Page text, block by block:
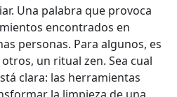
Una palabra que provoca
encontrados en
personas. Para algunos, es
un ritual zen. Sea cual
clara: las herramientas